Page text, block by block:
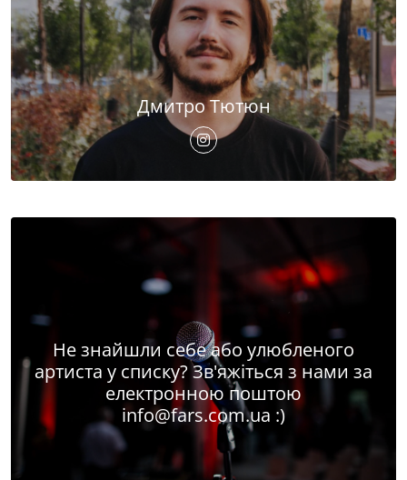
Дмитро Тютюн
Не знайшли себе або улюбленого
артиста у списку? Зв'яжіться з нами за
електронною поштою
info@fars.com.ua :)